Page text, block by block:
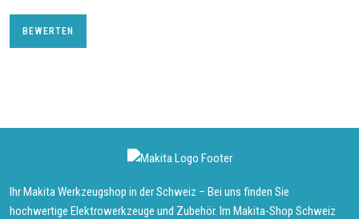
BEWERTEN
Ihr Makita Werkzeugshop in der Schweiz – Bei uns finden Sie
hochwertige Elektrowerkzeuge und Zubehör. Im Makita-Shop Schweiz